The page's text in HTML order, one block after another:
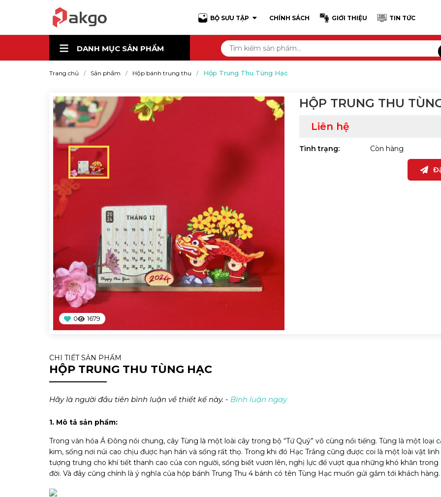
BỘ SƯU TẬP CHÍNH SÁCH GIỚI THIỆU TIN TỨC
DANH MỤC SẢN PHẨM
Trang chủ Sản phẩm Hộp bánh trung thu Hộp Trung Thu Tùng Hạc
0 1679
HỘP TRUNG THU
Liên hệ
Tình trạng: Còn hàng
CHI TIẾT SẢN PHẨM
HỘP TRUNG THU TÙNG HẠC
Hãy là người đầu tiên bình luận về thiết kế này. - Bình luận ngay
1. Mô tả sản phẩm:
Trong văn hóa Á Đông nói chung, cây Tùng là một loài cây trong bộ “Tứ Quý” vô cùng nổi tiếng. Tùng là một loại
kim, sống nơi núi cao chịu được hạn hán và sống rất thọ. Trong khi đó Hạc Trắng cũng được coi là một loài vật
tượng trưng cho khí tiết thanh cao của con người, sống biết vươn lên, nghị lực để vượt qua những khó khăn trong
đời. Và đây cũng chính là ý nghĩa của hộp bánh Trung Thu 4 bánh có tên Tùng Hạc muốn gửi gắm tới khách hàng.